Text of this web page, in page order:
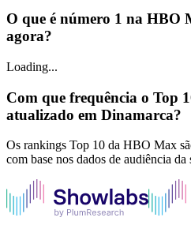
O que é número 1 na HBO
agora?
Loading...
Com que frequência o Top
atualizado em Dinamarca?
Os rankings Top 10 da HBO Max
com base nos dados de audiência da